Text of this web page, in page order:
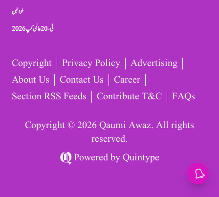
خواتین
ٹی-20 عالمی کپ 2026
Copyright Privacy Policy
Advertising
About Us
Contact Us
Career
Section RSS Feeds
Contribute T&C FAQs
Copyright © 2026 Qaumi Awaz. All rights
reserved.
Powered byQuintype